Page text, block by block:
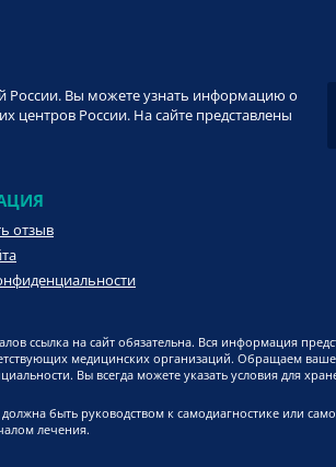
России. Вы можете узнать информацию о
центров России. На сайте представлены
отзыв
ссылка на сайт обязательна. Вся информация
медицинских организаций. Обращаем
Вы всегда можете указать условия для
быть руководством к самодиагностике или
лечения.